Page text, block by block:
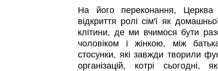
На його переконання,
відкриття ролі сім'ї як
клітини, де ми вчимося бути
чоловіком і жінкою, між
стосунки, які завжди творили
організацій, котрі сьогодні,